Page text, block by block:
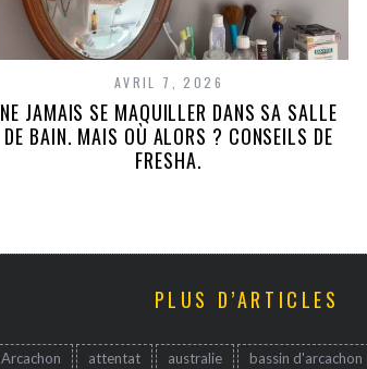
AVRIL 7, 2026
NE JAMAIS SE MAQUILLER DANS SA SALLE
DE BAIN. MAIS OÙ ALORS ? CONSEILS DE
FRESHA.
PLUS D’ARTICLES
Arcachon attentat australie bassin d'arcachon